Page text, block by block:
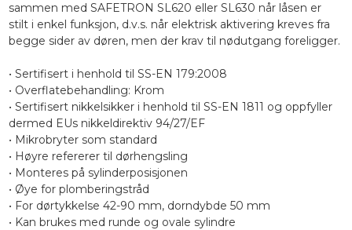
sammen med SAFETRON SL620 eller SL630 når låsen er
stilt i enkel funksjon, d.v.s. når elektrisk aktivering kreves fra
begge sider av døren, men der krav til nødutgang foreligger.
• Sertifisert i henhold til SS-EN 179:2008
• Overflatebehandling: Krom
• Sertifisert nikkelsikker i henhold til SS-EN 1811 og oppfyller
dermed EUs nikkeldirektiv 94/27/EF
• Mikrobryter som standard
• Høyre refererer til dørhengsling
• Monteres på sylinderposisjonen
• Øye for plomberingstråd
• For dørtykkelse 42-90 mm, dorndybde 50 mm
• Kan brukes med runde og ovale sylindre